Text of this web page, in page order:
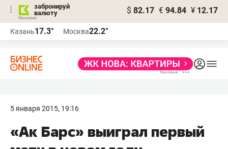
забронируй
валюту
$ 82.17 € 94.84 ¥ 12.17
Казань17.3° Москва22.2°
5 января 2015, 19:16
«Ак Барс» выиграл первый